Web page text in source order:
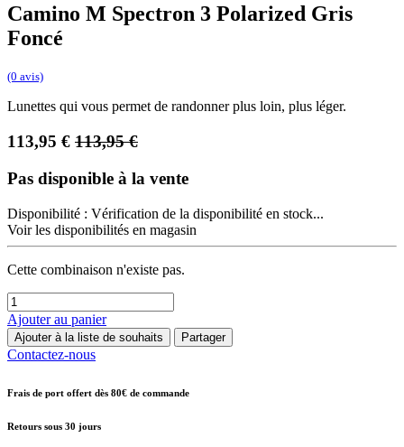
Camino M Spectron 3 Polarized Gris
Foncé
(0 avis)
Lunettes qui vous permet de randonner plus loin, plus léger.
113,95 € 113,95€
Pas disponible à la vente
Disponibilité : Vérification de la disponibilité en stock...
Voir les disponibilités en magasin
Cette combinaison n'existe pas.
Ajouter au panier
Ajouter à la liste de souhaits Partager
Contactez-nous
Frais de port offert dès 80€ de commande
Retours sous 30 jours